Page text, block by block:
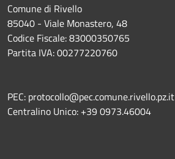
Comune di Rivello
85040 - Viale Monastero, 48
Codice Fiscale: 83000350765
Partita IVA: 00277220760
PEC: protocollo@pec.comune.rivello.pz.it
Centralino Unico: +39 0973.46004